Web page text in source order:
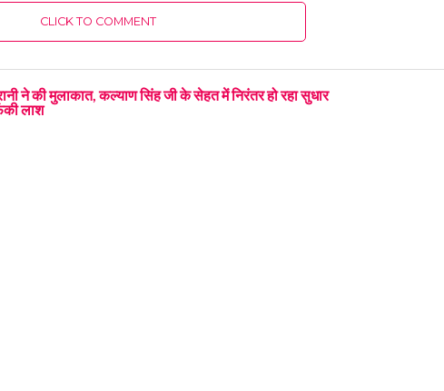
CLICK TO COMMENT
ने की मुलाकात, कल्याण सिंह जी के सेहत में निरंतर हो रहा सुधार
लाश